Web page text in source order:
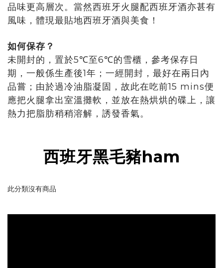
品味更高層次。當然西班牙火腿配西班牙酒亦甚有
風味，體現最貼地西班牙酒與美食！
如何保存？
未開封的，置於5℃至6℃的雪櫃，參考保存日
期，一般係生產後1年；一經開封，最好在兩日內
品嘗；由於過冷油脂凝固，故此在吃前15 mins便
應把火腿拿出室溫攤軟，並放在熱烘烘的碟上，讓
熱力把脂肪稍稍溶解，誘發香氣。
西班牙黑毛豬ham
此分類沒有商品